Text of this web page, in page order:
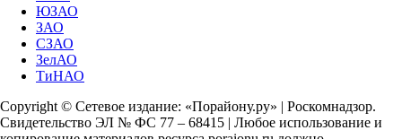
ЮЗАО
ЗАО
СЗАО
ЗелАО
ТиНАО
Copyright © Сетевое издание: «Порайону.ру» | Роскомнадзор.
Свидетельство ЭЛ № ФС 77 – 68415 | Любое использование и